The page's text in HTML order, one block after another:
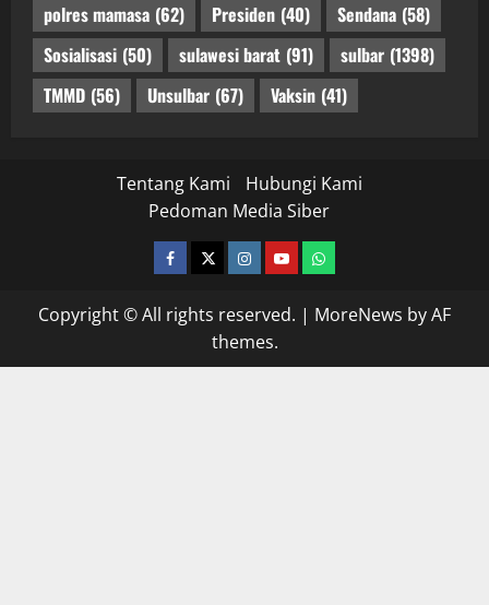
polres mamasa (62) Presiden (40) Sendana (58)
Sosialisasi (50) sulawesi barat (91) sulbar (1398)
TMMD (56) Unsulbar (67) Vaksin (41)
Tentang Kami
Hubungi Kami
Pedoman Media Siber
facebooktwitterinstagram.com
youtubewhatsapp
Copyright © All rights reserved. | MoreNews by AF
themes.